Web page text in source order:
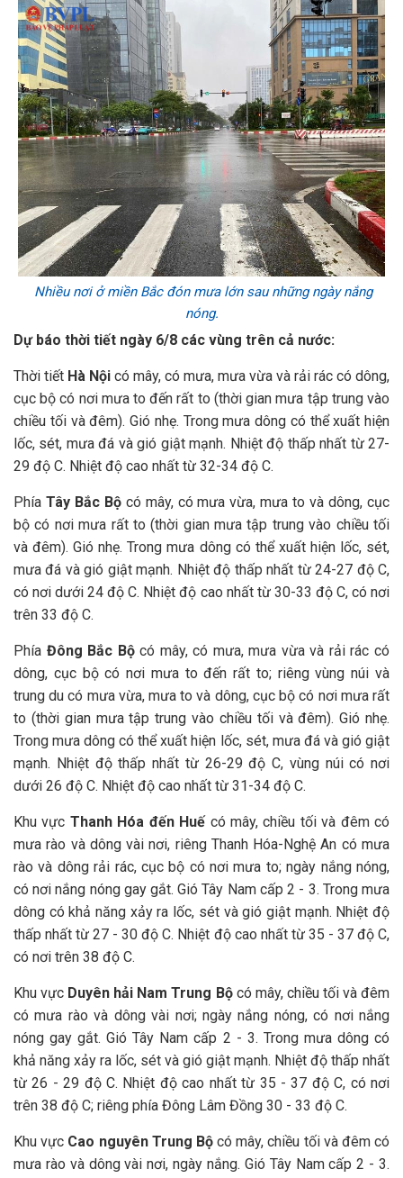
Nhiều nơi ở miền Bắc đón mưa lớn sau những ngày nắng
nóng.
Dự báo thời tiết ngày 6/8 các vùng trên cả nước:
Thời tiết Hà Nội có mây, có mưa, mưa vừa và rải rác có dông,
cục bộ có nơi mưa to đến rất to (thời gian mưa tập trung vào
chiều tối và đêm). Gió nhẹ. Trong mưa dông có thể xuất hiện
lốc, sét, mưa đá và gió giật mạnh. Nhiệt độ thấp nhất từ 27-
29 độ C. Nhiệt độ cao nhất từ 32-34 độ C.
Phía Tây Bắc Bộ có mây, có mưa vừa, mưa to và dông, cục
bộ có nơi mưa rất to (thời gian mưa tập trung vào chiều tối
và đêm). Gió nhẹ. Trong mưa dông có thể xuất hiện lốc, sét,
mưa đá và gió giật mạnh. Nhiệt độ thấp nhất từ 24-27 độ C,
có nơi dưới 24 độ C. Nhiệt độ cao nhất từ 30-33 độ C, có nơi
trên 33 độ C.
Phía Đông Bắc Bộcó mây, có mưa, mưa vừa và rải rác có
dông, cục bộ có nơi mưa to đến rất to; riêng vùng núi và
trung du có mưa vừa, mưa to và dông, cục bộ có nơi mưa rất
to (thời gian mưa tập trung vào chiều tối và đêm). Gió nhẹ.
Trong mưa dông có thể xuất hiện lốc, sét, mưa đá và gió giật
mạnh. Nhiệt độ thấp nhất từ 26-29 độ C, vùng núi có nơi
dưới 26 độ C. Nhiệt độ cao nhất từ 31-34 độ C.
Khu vực Thanh Hóa đến Huế có mây, chiều tối và đêm có
mưa rào và dông vài nơi, riêng Thanh Hóa-Nghệ An có mưa
rào và dông rải rác, cục bộ có nơi mưa to; ngày nắng nóng,
có nơi nắng nóng gay gắt. Gió Tây Nam cấp 2 - 3. Trong mưa
dông có khả năng xảy ra lốc, sét và gió giật mạnh. Nhiệt độ
thấp nhất từ 27 - 30 độ C. Nhiệt độ cao nhất từ 35 - 37 độ C,
có nơi trên 38 độ C.
Khu vực Duyên hải Nam Trung Bộcó mây, chiều tối và đêm
có mưa rào và dông vài nơi; ngày nắng nóng, có nơi nắng
nóng gay gắt. Gió Tây Nam cấp 2 - 3. Trong mưa dông có
khả năng xảy ra lốc, sét và gió giật mạnh. Nhiệt độ thấp nhất
từ 26 - 29 độ C. Nhiệt độ cao nhất từ 35 - 37 độ C, có nơi
trên 38 độ C; riêng phía Đông Lâm Đồng 30 - 33 độ C.
Khu vực Cao nguyên Trung Bộcó mây, chiều tối và đêm có
mưa rào và dông vài nơi, ngày nắng. Gió Tây Nam cấp 2 - 3.